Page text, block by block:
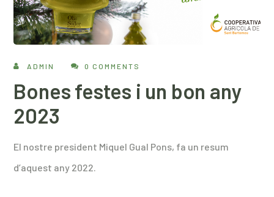
ADMIN 0 COMMENTS
Bones festes i un bon any
2023
El nostre president Miquel Gual Pons, fa un resum
d’aquest any 2022.